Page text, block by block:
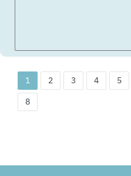
1 2 3 4 5
8